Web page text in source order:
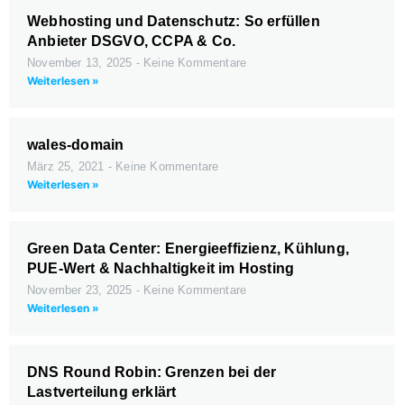
Webhosting und Datenschutz: So erfüllen
Anbieter DSGVO, CCPA & Co.
November 13, 2025 Keine Kommentare
Weiterlesen »
wales-domain
März 25, 2021
Keine Kommentare
Weiterlesen »
Green Data Center: Energieeffizienz, Kühlung,
PUE-Wert & Nachhaltigkeit im Hosting
November 23, 2025 Keine Kommentare
Weiterlesen »
DNS Round Robin: Grenzen bei der
Lastverteilung erklärt